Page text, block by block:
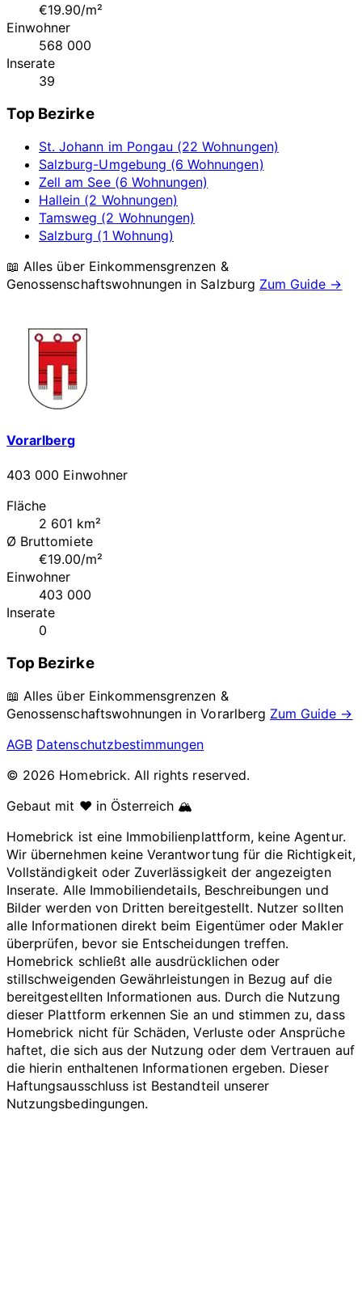
€19.90/m²
Einwohner
568 000
Inserate
39
Top Bezirke
St. Johann im Pongau (22 Wohnungen)
Salzburg-Umgebung (6 Wohnungen)
Zell am See (6 Wohnungen)
Hallein (2 Wohnungen)
Tamsweg (2 Wohnungen)
Salzburg (1 Wohnung)
📖 Alles über Einkommensgrenzen &
Genossenschaftswohnungen in Salzburg Zum Guide →
Vorarlberg
403 000 Einwohner
Fläche
2 601 km²
Ø Bruttomiete
€19.00/m²
Einwohner
403 000
Inserate
0
Top Bezirke
📖 Alles über Einkommensgrenzen &
Genossenschaftswohnungen inVorarlberg Zum Guide →
AGB Datenschutzbestimmungen
© 2026 Homebrick. All rights reserved.
Gebaut mit ❤️ in Österreich 🏔️
Homebrick ist eine Immobilienplattform, keine Agentur.
Wir übernehmen keine Verantwortung für die Richtigkeit,
Vollständigkeit oder Zuverlässigkeit der angezeigten
Inserate. Alle Immobiliendetails, Beschreibungen und
Bilder werden von Dritten bereitgestellt. Nutzer sollten
alle Informationen direkt beim Eigentümer oder Makler
überprüfen, bevor sie Entscheidungen treffen.
Homebrick schließt alle ausdrücklichen oder
stillschweigenden Gewährleistungen in Bezug auf die
bereitgestellten Informationen aus. Durch die Nutzung
dieser Plattform erkennen Sie an und stimmen zu, dass
Homebrick nicht für Schäden, Verluste oder Ansprüche
haftet, die sich aus der Nutzung oder dem Vertrauen auf
die hierin enthaltenen Informationen ergeben. Dieser
Haftungsausschluss ist Bestandteil unserer
Nutzungsbedingungen.